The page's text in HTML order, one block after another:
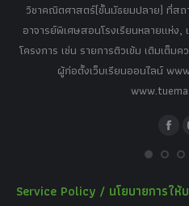
วิชาคณิตศาสตร์(ชั้นมัธยมปลาย) ที่สถ
อาจารย์พิเศษสอนโรงเรียนหลายแห่ง
โครงการ เช่น รายการติวเข้ม เติมเต็ม
ผู้ก่อตั้งเว็บเรียนออนไลน์
Service Policy / นโยบายการให้